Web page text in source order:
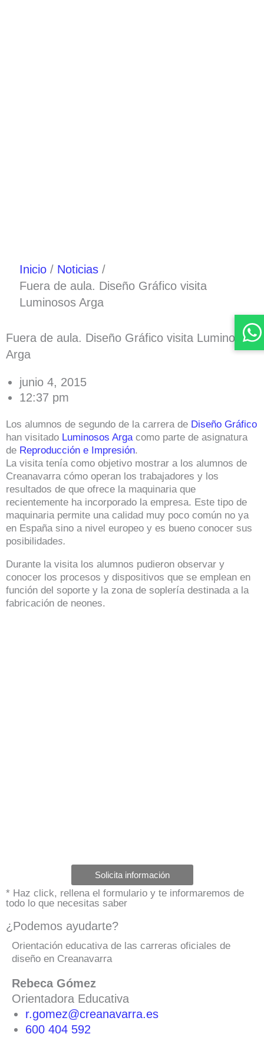
Inicio
Noticias
Fuera de aula. Diseño Gráfico visita
Luminosos Arga
Fuera de aula. Diseño Gráfico visita Luminosos
Arga
junio 4, 2015
12:37 pm
Los alumnos de segundo de la carrera de Diseño Gráfico
han visitado Luminosos Arga como parte de asignatura
de Reproducción e Impresión.
La visita tenía como objetivo mostrar a los alumnos de
Creanavarra cómo operan los trabajadores y los
resultados de que ofrece la maquinaria que
recientemente ha incorporado la empresa. Este tipo de
maquinaria permite una calidad muy poco común no ya
en España sino a nivel europeo y es bueno conocer sus
posibilidades.
Durante la visita los alumnos pudieron observar y
conocer los procesos y dispositivos que se emplean en
función del soporte y la zona de soplería destinada a la
fabricación de neones.
Solicita información
* Haz click, rellena el formulario y te informaremos de
todo lo que necesitas saber
¿Podemos ayudarte?
Orientación educativa de las carreras oficiales de
diseño en Creanavarra
Rebeca Gómez
Orientadora Educativa
r.gomez@creanavarra.es
600 404 592